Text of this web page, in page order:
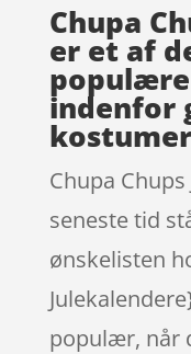
Chupa
er et af
indenfor
kostumer
Chupa
seneste tid
ønskelisten
populær, når